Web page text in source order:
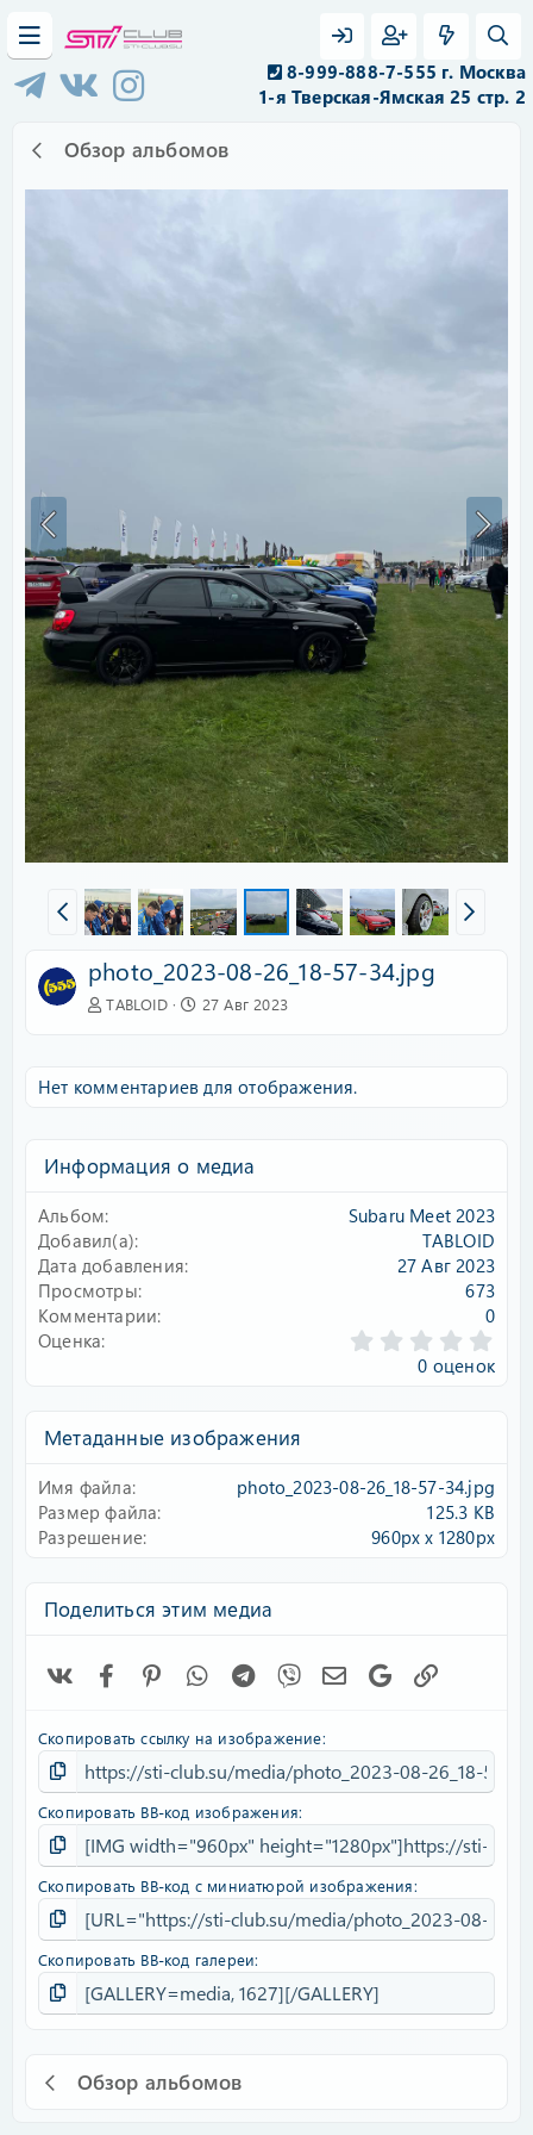
8-999-888-7-555 г. Москва
1-я Тверская-Ямская 25 стр. 2
Обзор альбомов
photo_2023-08-26_18-57-34.jpg
TABLOID 27 Авг 2023
Нет комментариев для отображения.
Информация о медиа
Альбом
Subaru Meet 2023
Добавил(а)
TABLOID
Дата добавления
27 Авг 2023
Просмотры
673
Комментарии
0
Оценка
.
0
0 оценок
Метаданные изображения
Имя файла
photo_2023-08-26_18-57-34.jpg
Размер файла
125.3 KB
Разрешение
960px x 1280px
Поделиться этим медиа
FacebookPinterestWhatsAppTelegram
Viber Электронная почта
Google
Скопировать ссылку на изображение
Скопировать BB-код изображения
Скопировать BB-код с миниатюрой изображения
Скопировать BB-код галереи
Обзор альбомов